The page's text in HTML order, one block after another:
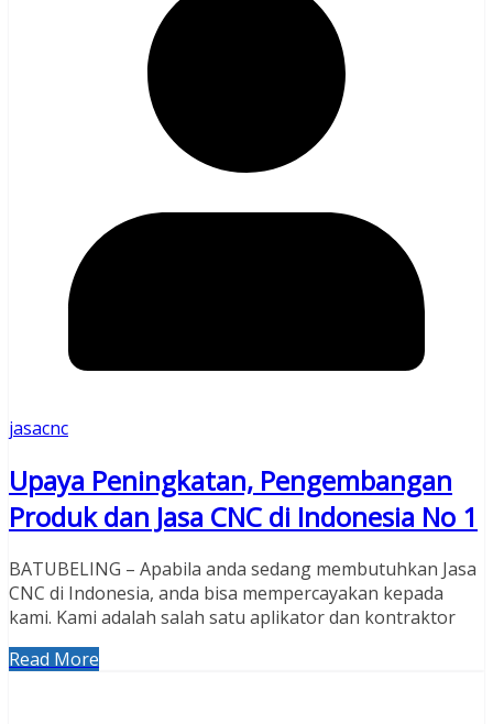
jasacnc
Upaya Peningkatan, Pengembangan
Produk dan Jasa CNC di Indonesia No 1
BATUBELING – Apabila anda sedang membutuhkan Jasa
CNC di Indonesia, anda bisa mempercayakan kepada
kami. Kami adalah salah satu aplikator dan kontraktor
Read More